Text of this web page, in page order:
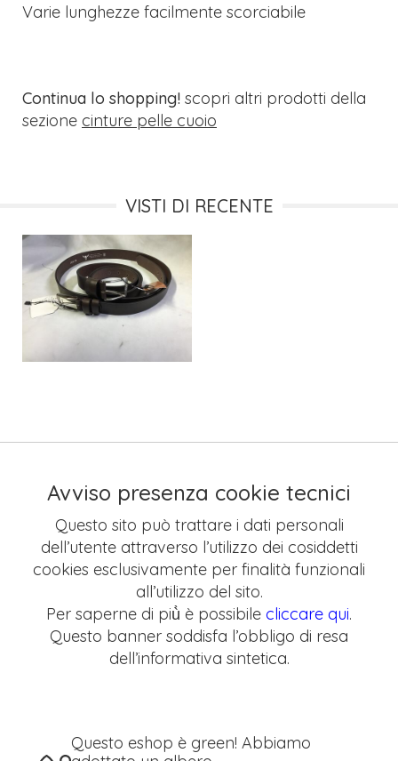
Varie lunghezze facilmente scorciabile
Continua lo shopping! scopri altri prodotti della
sezione cinture pelle cuoio
VISTI DI RECENTE
Avviso presenza cookie tecnici
Questo sito può trattare i dati personali
dell’utente attraverso l’utilizzo dei cosiddetti
cookies esclusivamente per finalità funzionali
all’utilizzo del sito.
Per saperne di più̀ è possibile cliccare qui.
Questo banner soddisfa l’obbligo di resa
dell’informativa sintetica.
Questo eshop è green! Abbiamo